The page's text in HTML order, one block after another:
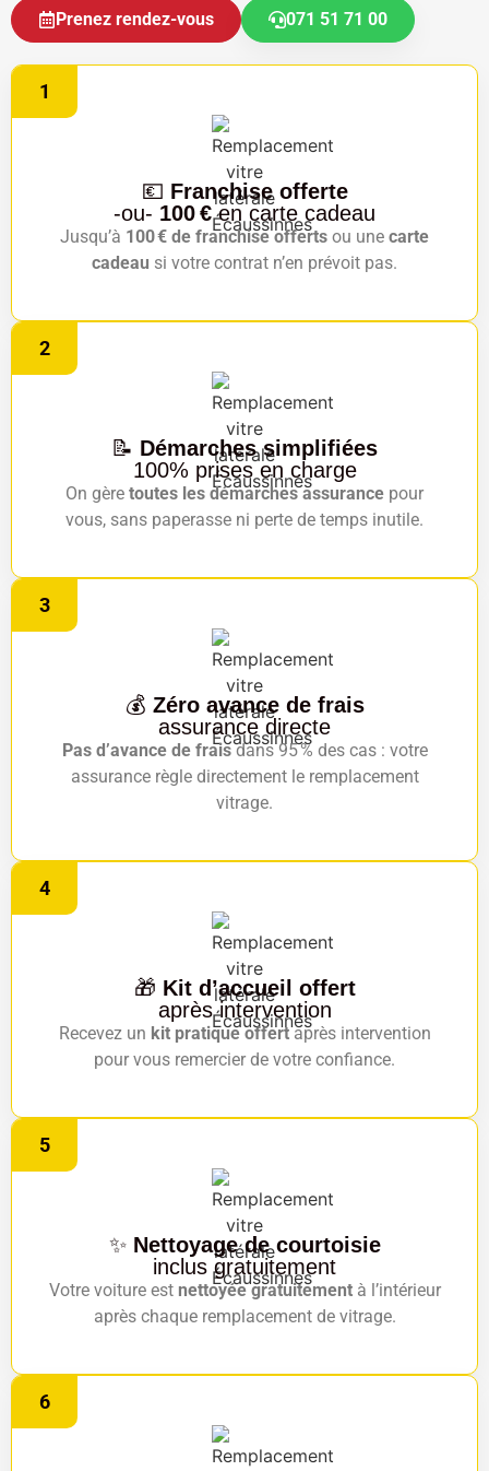
Prenez rendez-vous 071 51 71 00
1
💶 Franchise offerte
-ou- 100 €en carte cadeau
Jusqu’à 100 € de franchise offerts ou une carte
cadeau si votre contrat n’en prévoit pas.
2
📝 Démarches simplifiées
100% prises en charge
On gère toutes les démarches assurance pour
vous, sans paperasse ni perte de temps inutile.
3
💰 Zéro avance de frais
assurance directe
Pas d’avance de fraisdans 95 % des cas : votre
assurance règle directement le remplacement
vitrage.
4
🎁 Kit d’accueil offert
après intervention
Recevez un kit pratique offertaprès intervention
pour vous remercier de votre confiance.
5
✨ Nettoyage de courtoisie
inclus gratuitement
Votre voiture est nettoyée gratuitementà l’intérieur
après chaque remplacement de vitrage.
6